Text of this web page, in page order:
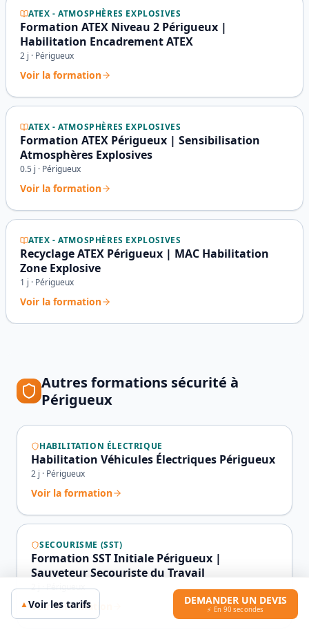
ATEX - ATMOSPHÈRES EXPLOSIVES
Formation ATEX Niveau 2 Périgueux |
Habilitation Encadrement ATEX
2 j · Périgueux
Voir la formation
ATEX - ATMOSPHÈRES EXPLOSIVES
Formation ATEX Périgueux | Sensibilisation
Atmosphères Explosives
0.5 j · Périgueux
Voir la formation
ATEX - ATMOSPHÈRES EXPLOSIVES
Recyclage ATEX Périgueux | MAC Habilitation
Zone Explosive
1 j · Périgueux
Voir la formation
Autres formations sécurité à
Périgueux
HABILITATION ÉLECTRIQUE
Habilitation Véhicules Électriques Périgueux
2 j · Périgueux
Voir la formation
SECOURISME (SST)
Formation SST Initiale Périgueux |
Sauveteur Secouriste du Travail
2j ·Périgueux
Voir la formation
▲Voir les tarifs DEMANDER UN DEVIS
⚡ En 90 secondes